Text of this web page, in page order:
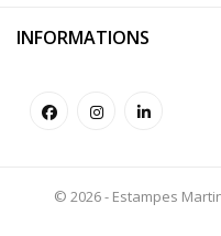
INFORMATIONS
© 2026 - Estampes